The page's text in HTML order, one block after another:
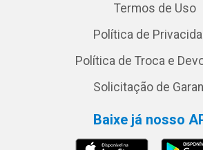
Termos de Uso
Política de
Política de Troca e
Solicitação de
Baixe já nosso